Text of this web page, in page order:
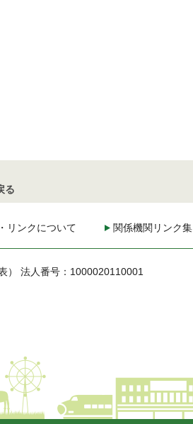
る
リンクについて 関係機関リンク集
） 法人番号：1000020110001